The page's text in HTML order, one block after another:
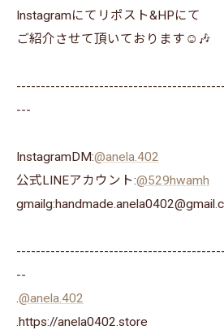
Instagramにてリポスト&HPにて
ご紹介させて頂いております☺️🎶
---
InstagramDM:@anela.402
公式LINEアカウント:@529hwamh
--
.@anela.402
.https://anela0402.store